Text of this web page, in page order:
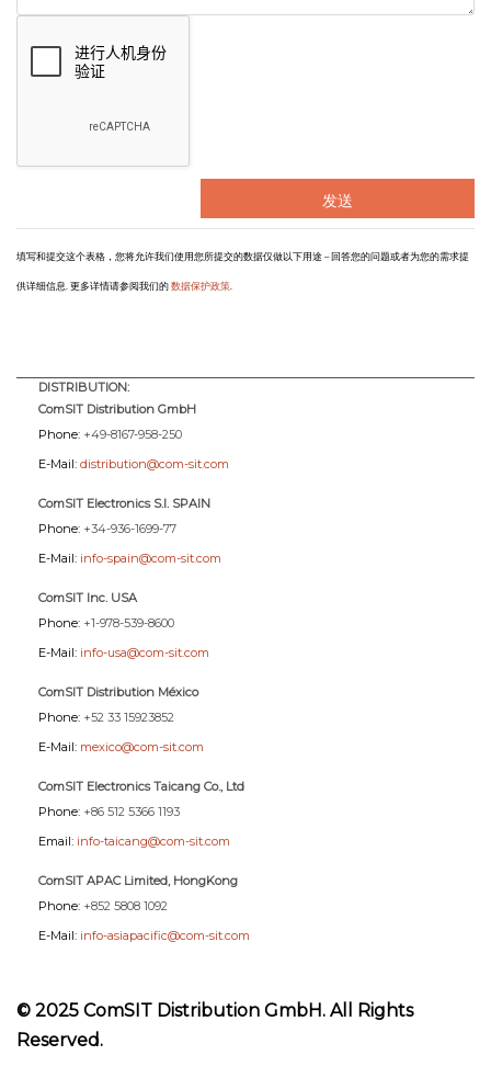
填写和提交这个表格，您将允许我们使用您所提交的数据仅做以下用途 – 回答您的问题或者为您的需求提
供详细信息. 更多详情请参阅我们的数据保护政策.
DISTRIBUTION:
ComSIT Distribution GmbH
Phone: +49-8167-958-250
E-Mail: distribution@com-sit.com
ComSIT Electronics S.l. SPAIN
Phone: +34-936-1699-77
E-Mail: info-spain@com-sit.com
ComSIT Inc. USA
Phone: +1-978-539-8600
E-Mail: info-usa@com-sit.com
ComSIT Distribution México
Phone: +52 33 15923852
E-Mail: mexico@com-sit.com
ComSIT Electronics Taicang Co., Ltd
Phone: +86 512 5366 1193
Email: info-taicang@com-sit.com
ComSIT APAC Limited, HongKong
Phone: +852 5808 1092
E-Mail: info-asiapacific@com-sit.com
© 2025 ComSIT Distribution GmbH. All Rights
Reserved.